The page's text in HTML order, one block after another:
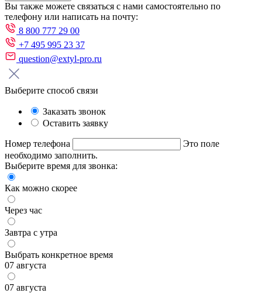
Вы также можете связаться с нами самостоятельно по
телефону или написать на почту:
8 800 777 29 00
+7 495 995 23 37
question@extyl-pro.ru
Выберите способ связи
Заказать звонок
Оставить заявку
Номер телефона
Это поле
необходимо заполнить.
Выберите время для звонка:
Как можно скорее
Через час
Завтра с утра
Выбрать конкретное время
07 августа
07 августа